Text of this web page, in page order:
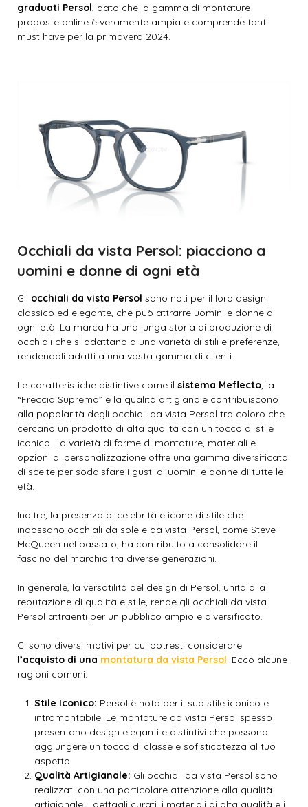
graduati Persol, dato che la gamma di montature
proposte online è veramente ampia e comprende tanti
must have per la primavera 2024.
Occhiali da vista Persol: piacciono a
uomini e donne di ogni età
Gli occhiali da vista Persol sono noti per il loro design
classico ed elegante, che può attrarre uomini e donne di
ogni età. La marca ha una lunga storia di produzione di
occhiali che si adattano a una varietà di stili e preferenze,
rendendoli adatti a una vasta gamma di clienti.
Le caratteristiche distintive come il sistema Meflecto, la
“Freccia Suprema” e la qualità artigianale contribuiscono
alla popolarità degli occhiali da vista Persol tra coloro che
cercano un prodotto di alta qualità con un tocco di stile
iconico. La varietà di forme di montature, materiali e
opzioni di personalizzazione offre una gamma diversificata
di scelte per soddisfare i gusti di uomini e donne di tutte le
età.
Inoltre, la presenza di celebrità e icone di stile che
indossano occhiali da sole e da vista Persol, come Steve
McQueen nel passato, ha contribuito a consolidare il
fascino del marchio tra diverse generazioni.
In generale, la versatilità del design di Persol, unita alla
reputazione di qualità e stile, rende gli occhiali da vista
Persol attraenti per un pubblico ampio e diversificato.
Ci sono diversi motivi per cui potresti considerare
l’acquisto di una montatura da vista Persol. Ecco alcune
ragioni comuni:
Stile Iconico: Persol è noto per il suo stile iconico e
intramontabile. Le montature da vista Persol spesso
presentano design eleganti e distintivi che possono
aggiungere un tocco di classe e sofisticatezza al tuo
aspetto.
Qualità Artigianale: Gli occhiali da vista Persol sono
realizzati con una particolare attenzione alla qualità
artigianale. I dettagli curati, i materiali di alta qualità e i